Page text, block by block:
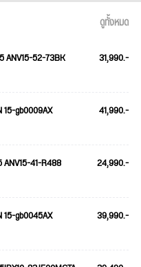
ดูทั้งหมด
ANV15-52-73BK 31,990.-
15-gb0009AX 41,990.-
ANV15-41-R488 24,990.-
15-gb0045AX 39,990.-